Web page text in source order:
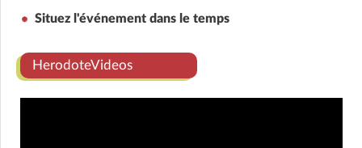
Situez l'événement dans le temps
HerodoteVideos